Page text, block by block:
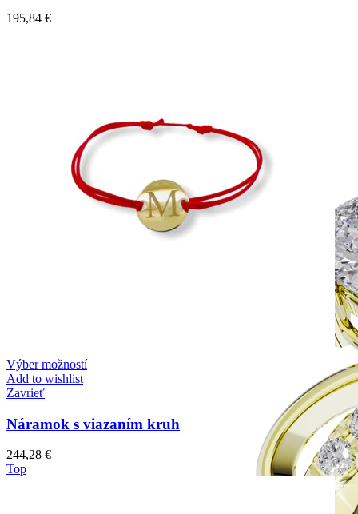
Zásnubné prstne z kolekcie Simple.
195,84 €
Výber možností
Add to wishlist
Zavrieť
Náramok s viazaním kruh
244,28 €
Top